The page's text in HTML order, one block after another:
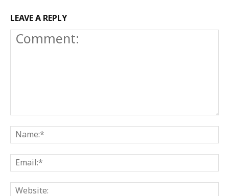
LEAVE A REPLY
Comment: